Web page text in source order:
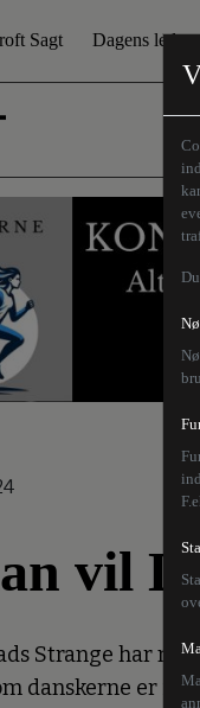
Sagt Dagens leder
vil
Strange har
danskerne er